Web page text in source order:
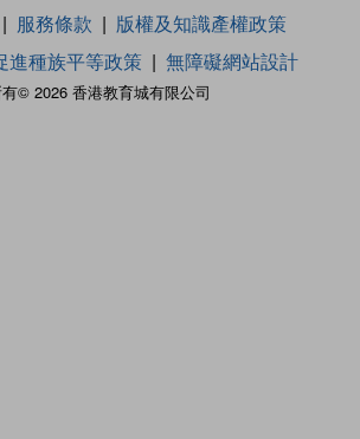
© 2026 香港教育城有限公司
服務條款
版權及知識產權政策
進種族平等政策 無障礙網站設計